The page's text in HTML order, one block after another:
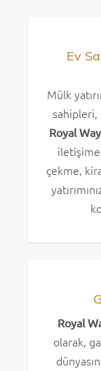
Ev
Mülk
sahipleri,
Royal
iletişime
çekme,
Royal
olarak,